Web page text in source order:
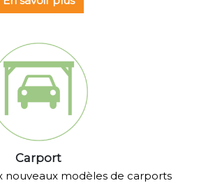
Carport
nouveaux modèles de carports